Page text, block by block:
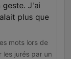
geste. J'ai
plus que
mots lors de
jurés par un